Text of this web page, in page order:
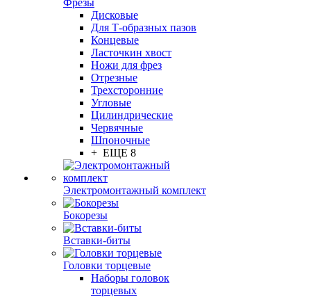
Фрезы
Дисковые
Для Т-образных пазов
Концевые
Ласточкин хвост
Ножи для фрез
Отрезные
Трехсторонние
Угловые
Цилиндрические
Червячные
Шпоночные
+ ЕЩЕ 8
Электромонтажный комплект
Бокорезы
Вставки-биты
Головки торцевые
Наборы головок
торцевых